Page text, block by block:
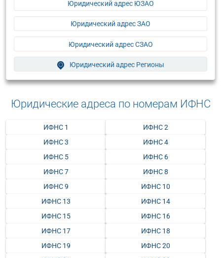
Юридический адрес ЮЗАО
Юридический адрес ЗАО
Юридический адрес СЗАО
Юридический адрес Регионы
Юридические адреса по номерам ИФНС
ИФНС 1
ИФНС 2
ИФНС 3
ИФНС 4
ИФНС 5
ИФНС 6
ИФНС 7
ИФНС 8
ИФНС 9
ИФНС 10
ИФНС 13
ИФНС 14
ИФНС 15
ИФНС 16
ИФНС 17
ИФНС 18
ИФНС 19
ИФНС 20